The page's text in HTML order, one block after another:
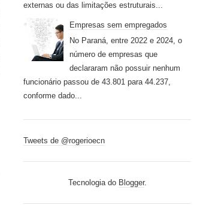
externas ou das limitações estruturais...
Empresas sem empregados
No Paraná, entre 2022 e 2024, o
número de empresas que
declararam não possuir nenhum
funcionário passou de 43.801 para 44.237,
conforme dado...
Tweets de @rogerioecn
Tecnologia do Blogger.